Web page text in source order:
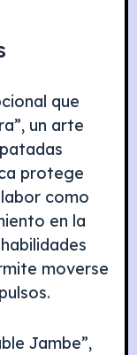
que
un arte
protege
como
en la
moverse
Jambe”,